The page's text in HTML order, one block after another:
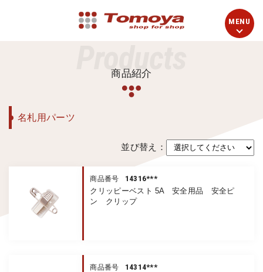
Products
商品紹介
名札用パーツ
並び替え：
商品番号 14316***
クリッピーベスト 5A 安全用品 安全ピ
ン クリップ
商品番号 14314***